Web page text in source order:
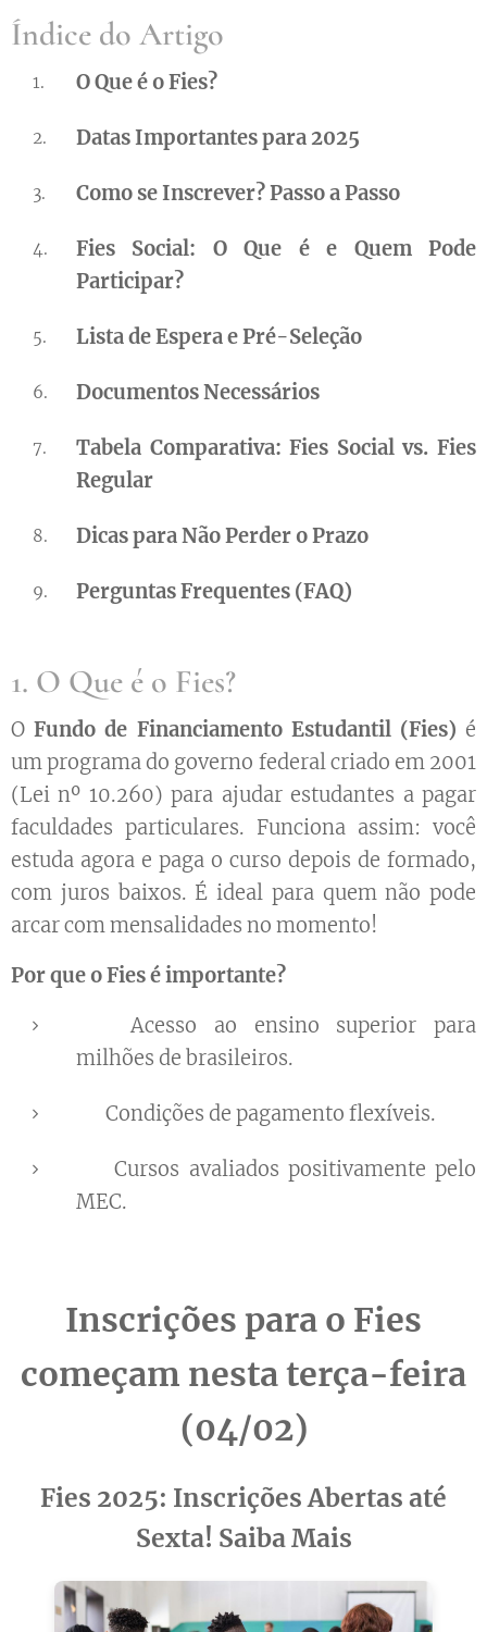
Índice do Artigo
O Que é o Fies?
Datas Importantes para 2025
Como se Inscrever? Passo a Passo
Fies Social: O Que é e Quem Pode
Participar?
Lista de Espera e Pré-Seleção
Documentos Necessários
Tabela Comparativa: Fies Social vs. Fies
Regular
Dicas para Não Perder o Prazo
Perguntas Frequentes (FAQ)
1. O Que é o Fies?
OFundo de Financiamento Estudantil (Fies) é
um programa do governo federal criado em 2001
(Lei nº 10.260) para ajudar estudantes a pagar
faculdades particulares. Funciona assim: você
estuda agora e paga o curso depois de formado,
com juros baixos. É ideal para quem não pode
arcar com mensalidades no momento!
Por que o Fies é importante?
✅ Acesso ao ensino superior para
milhões de brasileiros.
✅ Condições de pagamento flexíveis.
✅ Cursos avaliados positivamente pelo
MEC.
Inscrições para o Fies
começam nesta terça-feira
(04/02)
Fies 2025: Inscrições Abertas até
Sexta! Saiba Mais